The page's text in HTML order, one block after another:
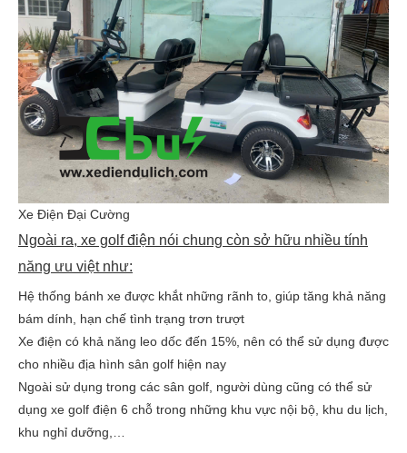
Xe Điện Đại Cường
Ngoài ra, xe golf điện nói chung còn sở hữu nhiều tính
năng ưu việt như:
Hệ thống bánh xe được khắt những rãnh to, giúp tăng khả năng
bám dính, hạn chế tình trạng trơn trượt
Xe điện có khả năng leo dốc đến 15%, nên có thể sử dụng được
cho nhiều địa hình sân golf hiện nay
Ngoài sử dụng trong các sân golf, người dùng cũng có thể sử
dụng xe golf điện 6 chỗ trong những khu vực nội bộ, khu du lịch,
khu nghỉ dưỡng,…